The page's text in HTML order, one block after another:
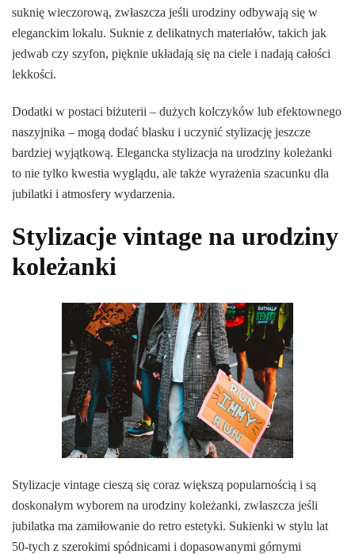
suknię wieczorową, zwłaszcza jeśli urodziny odbywają się w
eleganckim lokalu. Suknie z delikatnych materiałów, takich jak
jedwab czy szyfon, pięknie układają się na ciele i nadają całości
lekkości.
Dodatki w postaci biżuterii – dużych kolczyków lub efektownego
naszyjnika – mogą dodać blasku i uczynić stylizację jeszcze
bardziej wyjątkową. Elegancka stylizacja na urodziny koleżanki
to nie tylko kwestia wyglądu, ale także wyrażenia szacunku dla
jubilatki i atmosfery wydarzenia.
Stylizacje vintage na urodziny
koleżanki
Stylizacje vintage cieszą się coraz większą popularnością i są
doskonałym wyborem na urodziny koleżanki, zwłaszcza jeśli
jubilatka ma zamiłowanie do retro estetyki. Sukienki w stylu lat
50-tych z szerokimi spódnicami i dopasowanymi górnymi